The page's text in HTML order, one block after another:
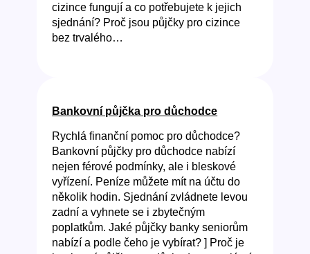
cizince fungují a co potřebujete k jejich
sjednání? Proč jsou půjčky pro cizince
bez trvalého…
Bankovní půjčka pro důchodce
Rychlá finanční pomoc pro důchodce?
Bankovní půjčky pro důchodce nabízí
nejen férové podmínky, ale i bleskové
vyřízení. Peníze můžete mít na účtu do
několik hodin. Sjednání zvládnete levou
zadní a vyhnete se i zbytečným
poplatkům. Jaké půjčky banky seniorům
nabízí a podle čeho je vybírat? ] Proč je